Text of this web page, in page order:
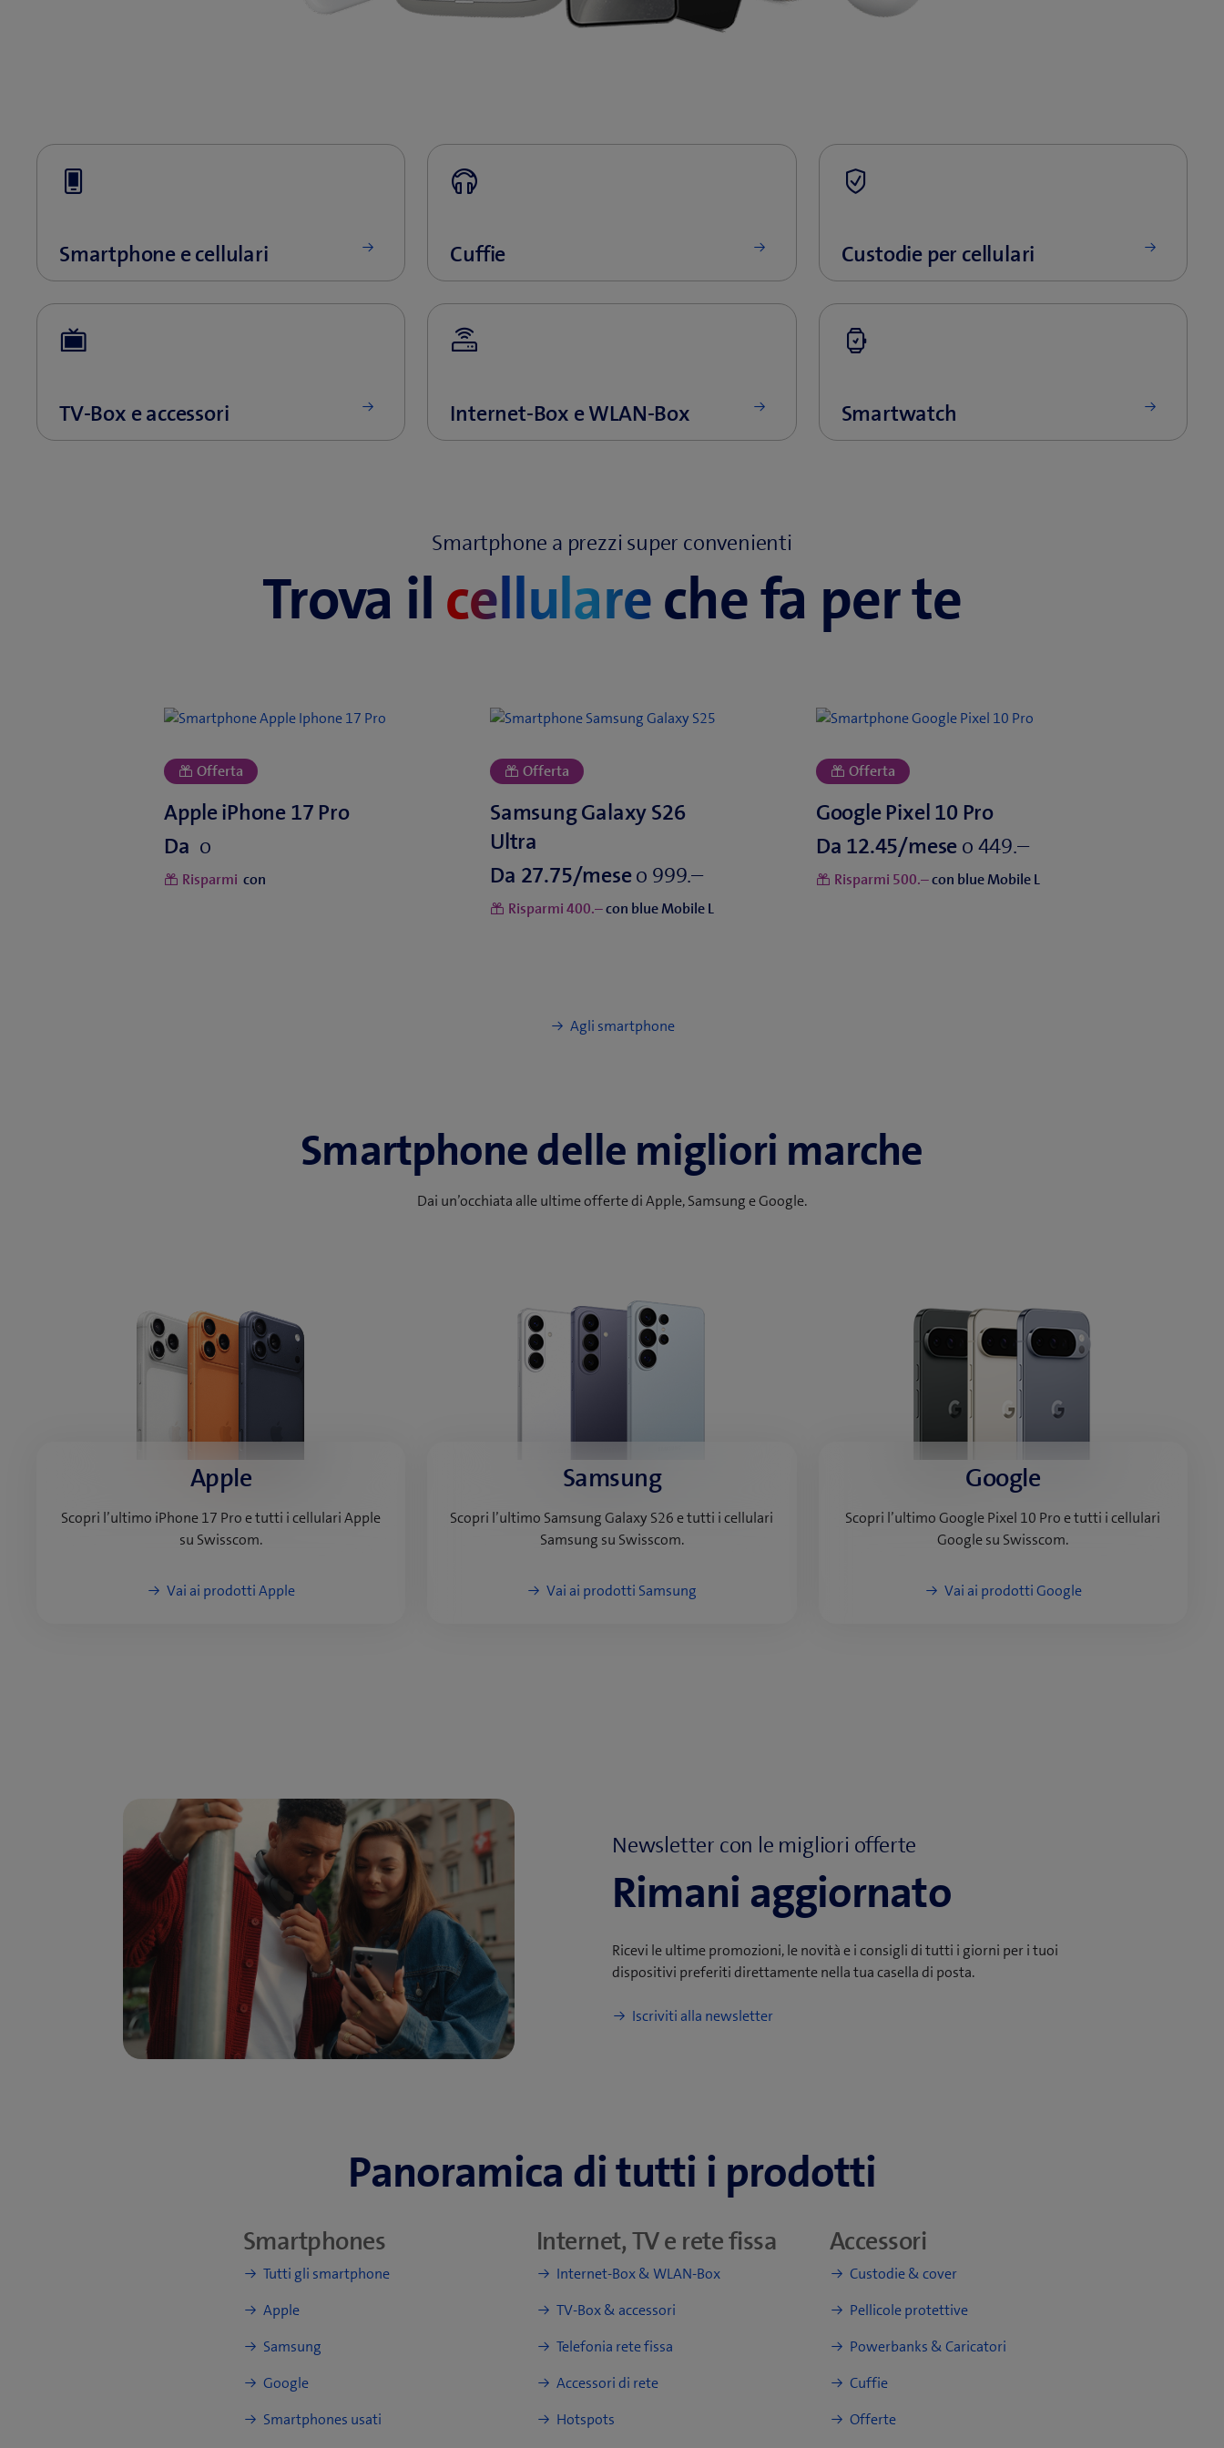
Smartphone a prezzi super convenienti
Trova il cellulareche fa per te
Da o
Risparmi con Da o
Risparmi con blue Mobile L
Da o
Risparmi con blue Mobile L
Agli smartphone
Smartphone delle migliori marche
Dai un’occhiata alle ultime offerte di Apple, Samsung e Google.
Apple
Scopri l’ultimo iPhone 17 Pro e tutti i cellulari Apple
su Swisscom.
Vai ai prodotti Apple
Samsung
Scopri l’ultimo Samsung Galaxy S26 e tutti i cellulari
Samsung su Swisscom.
Vai ai prodotti Samsung
Google
Scopri l’ultimo Google Pixel 10 Pro e tutti i cellulari
Google su Swisscom.
Vai ai prodotti Google
Newsletter con le migliori offerte
Rimani aggiornato
Ricevi le ultime promozioni, le novità e i consigli di tutti i giorni per i tuoi
dispositivi preferiti direttamente nella tua casella di posta.
Iscriviti alla newsletter
Panoramica di tutti i prodotti
Smartphones
Tutti gli smartphone
Apple
Samsung
Google
Smartphones usati
Internet, TV e rete fissa
Internet-Box & WLAN-Box
TV-Box & accessori
Telefonia rete fissa
Accessori di rete
Hotspots
Accessori
Custodie & cover
Pellicole protettive
Powerbanks & Caricatori
Cuffie
Offerte